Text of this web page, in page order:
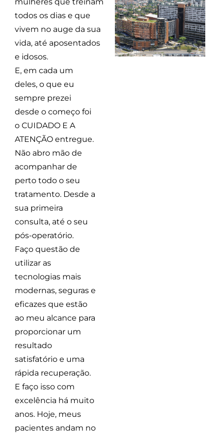
mulheres que treinam
todos os dias e que
vivem no auge da sua
vida, até aposentados
e idosos.
E, em cada um
deles, o que eu
sempre prezei
desde o começo foi
o CUIDADO E A
ATENÇÃO entregue.
Não abro mão de
acompanhar de
perto todo o seu
tratamento. Desde a
sua primeira
consulta, até o seu
pós-operatório.
Faço questão de
utilizar as
tecnologias mais
modernas, seguras e
eficazes que estão
ao meu alcance para
proporcionar um
resultado
satisfatório e uma
rápida recuperação.
E faço isso com
excelência há muito
anos. Hoje, meus
pacientes andam no